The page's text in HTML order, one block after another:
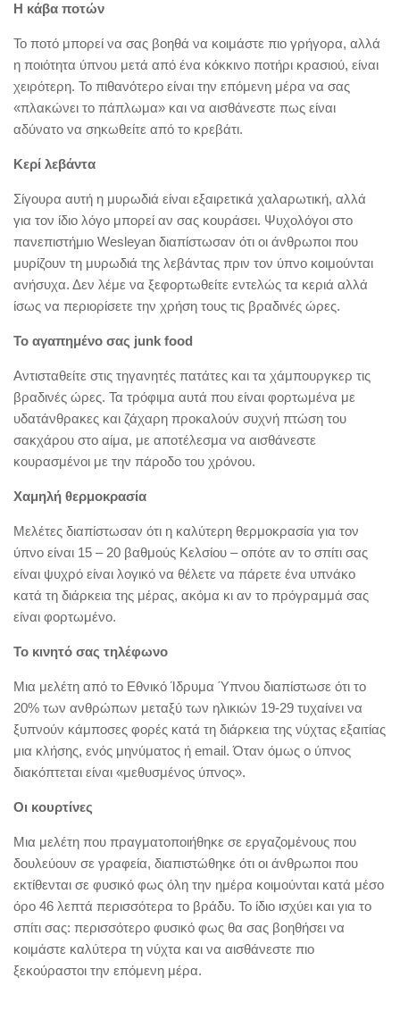
Η κάβα ποτών
Το ποτό μπορεί να σας βοηθά να κοιμάστε πιο γρήγορα, αλλά
η ποιότητα ύπνου μετά από ένα κόκκινο ποτήρι κρασιού, είναι
χειρότερη. Το πιθανότερο είναι την επόμενη μέρα να σας
«πλακώνει το πάπλωμα» και να αισθάνεστε πως είναι
αδύνατο να σηκωθείτε από το κρεβάτι.
Κερί λεβάντα
Σίγουρα αυτή η μυρωδιά είναι εξαιρετικά χαλαρωτική, αλλά
για τον ίδιο λόγο μπορεί αν σας κουράσει. Ψυχολόγοι στο
πανεπιστήμιο Wesleyan διαπίστωσαν ότι οι άνθρωποι που
μυρίζουν τη μυρωδιά της λεβάντας πριν τον ύπνο κοιμούνται
ανήσυχα. Δεν λέμε να ξεφορτωθείτε εντελώς τα κεριά αλλά
ίσως να περιορίσετε την χρήση τους τις βραδινές ώρες.
Το αγαπημένο σας junk food
Αντισταθείτε στις τηγανητές πατάτες και τα χάμπουργκερ τις
βραδινές ώρες. Τα τρόφιμα αυτά που είναι φορτωμένα με
υδατάνθρακες και ζάχαρη προκαλούν συχνή πτώση του
σακχάρου στο αίμα, με αποτέλεσμα να αισθάνεστε
κουρασμένοι με την πάροδο του χρόνου.
Χαμηλή θερμοκρασία
Μελέτες διαπίστωσαν ότι η καλύτερη θερμοκρασία για τον
ύπνο είναι 15 – 20 βαθμούς Κελσίου – οπότε αν το σπίτι σας
είναι ψυχρό είναι λογικό να θέλετε να πάρετε ένα υπνάκο
κατά τη διάρκεια της μέρας, ακόμα κι αν το πρόγραμμά σας
είναι φορτωμένο.
Το κινητό σας τηλέφωνο
Μια μελέτη από το Εθνικό Ίδρυμα Ύπνου διαπίστωσε ότι το
20% των ανθρώπων μεταξύ των ηλικιών 19-29 τυχαίνει να
ξυπνούν κάμποσες φορές κατά τη διάρκεια της νύχτας εξαιτίας
μια κλήσης, ενός μηνύματος ή email. Όταν όμως ο ύπνος
διακόπτεται είναι «μεθυσμένος ύπνος».
Οι κουρτίνες
Μια μελέτη που πραγματοποιήθηκε σε εργαζομένους που
δουλεύουν σε γραφεία, διαπιστώθηκε ότι οι άνθρωποι που
εκτίθενται σε φυσικό φως όλη την ημέρα κοιμούνται κατά μέσο
όρο 46 λεπτά περισσότερα το βράδυ. Το ίδιο ισχύει και για το
σπίτι σας: περισσότερο φυσικό φως θα σας βοηθήσει να
κοιμάστε καλύτερα τη νύχτα και να αισθάνεστε πιο
ξεκούραστοι την επόμενη μέρα.